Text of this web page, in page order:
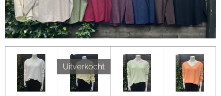
Uitverkocht